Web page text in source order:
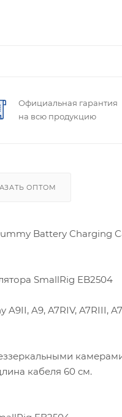
Официальная гарантия
на всю продукцию
ОПТОМ
Battery Charging
SmallRig EB2504
A9, A7RIV, A7RIII,
кабеля 60 см.